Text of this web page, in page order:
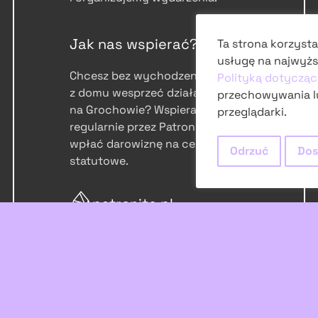
Jak nas wspierać?
Chcesz bez wychodzenia
z domu wesprzeć działalność
na Grochowie? Wspieraj nas
regularnie przez Patronite lub
wpłać darowiznę na cele
statutowe.
patronite.pl
Ta strona
usługę na
Polityką
przechowywania
przeglądarki.
Odrzuć